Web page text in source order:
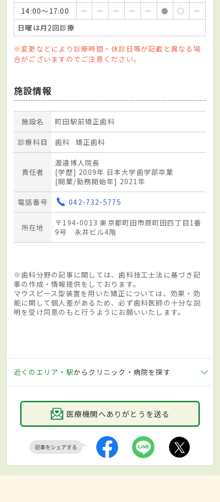
14:00～17:00
－ － － － － ● ○
－
日曜は月2回診療
※変更などにより診療時間・休診日等が記載と異なる場
合がございますのでご注意ください。
施設情報
施設名 町田駅前矯正歯科
診療科目 歯科 矯正歯科
責任者
渡邉博人院長
[学歴] 2009年 日本大学歯学部卒業
[開業/勤務開始年] 2021年
電話番号 042-732-5775
所在地
〒194-0013 東京都町田市原町田四丁目1番
9号 永井ビル4階
※歯科分野の記事に関しては、歯科技工士法に基づき記
事の作成・情報提供をしております。
マウスピース型装置を用いた矯正については、効果・効
能に関して個人差があるため、必ず歯科医師の十分な説
明を受け同意のもと行うようにお願いいたします。
近くのエリア・駅からクリニック・病院を探す
医療機関へありがとうを送る